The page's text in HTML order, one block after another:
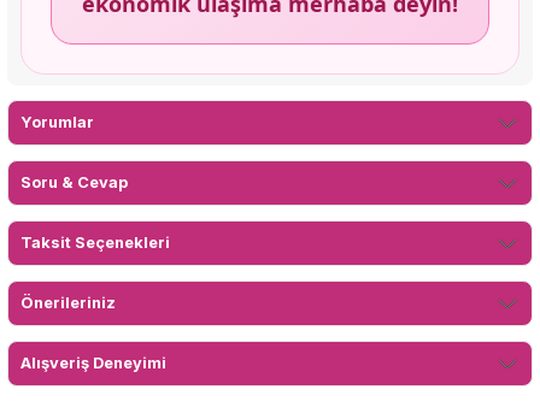
Yorumlar
Soru & Cevap
Taksit Seçenekleri
Önerileriniz
Alışveriş Deneyimi